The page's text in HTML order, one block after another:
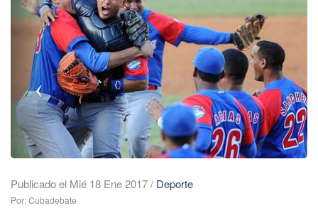
Publicado el Mié 18 Ene 2017/ Deporte
Por: Cubadebate